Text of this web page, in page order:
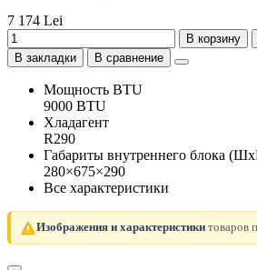
7 174 Lei
В корзину
В закладки
В сравнение
Мощность BTU
9000 BTU
Хладагент
R290
Габариты внутреннего блока
280×675×290
Все характеристики
Изображения и характеристики товаров